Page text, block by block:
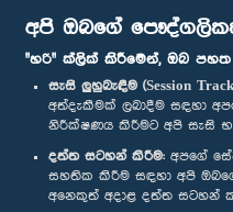
අපි ඔබගේ
"හරි" ක්ලික් කිරීමෙන්, ඔබ
සැසි ලුහුබැඳීම (Session
අත්දැකීමක් ලබාදීම සඳහා
නිරීක්ෂණය කිරීමට අපි සැසි
දත්ත සටහන් කිරීම: අපගේ
සහතික කිරීම සඳහා අපි
අනෙකුත් අදාළ දත්ත සටහන්
පාර්ලිමේන්තු ජංගම යෙදුම
අප හා සම්බන්ධ වී සිටින්න :